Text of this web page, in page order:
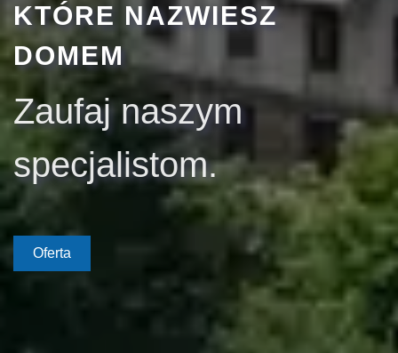
KTÓRE NAZWIESZ
DOMEM
Zaufaj naszym
specjalistom.
Oferta